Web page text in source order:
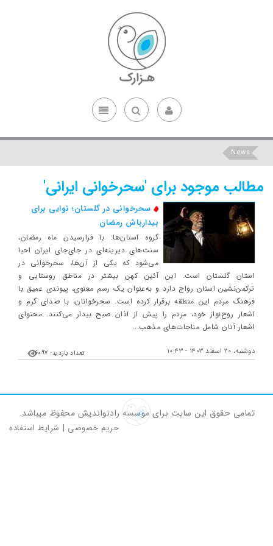
News
مطالب موجود برای 'سحرخوانی ایرانی'
سحرخوانی در گلستان؛ نوایی برای
بیدارباش رمضان
گروه استان‌ها: با فرارسیدن ماه رمضان،
سنت‌های دیرینه‌ای در جای‌جای ایران احیا
می‌شود که یکی از آن‌ها، سحرخوانی در
استان گلستان است. این آئین کهن بیشتر در مناطق روستایی و
ترکمن‌نشین استان رواج دارد و به‌عنوان یک رسم معنوی، پیوندی عمیق با
فرهنگ مردم این منطقه برقرار کرده است. سحرخوانان، با صدای گرم و
اشعار روح‌نواز خود، مردم را پیش از اذان صبح بیدار می‌کنند. محتوای
اشعار آنان شامل مناجات‌های مذهب...
دوشنبه، ۲۰ اسفند ۱۴۰۳ - ۱۰:۴۳ تعداد بازدید: 16097
تمامی حقوق این سایت برای موسسه رادنواندیش محفوظ میباشد.
حریم خصوصی | شرایط استفاده